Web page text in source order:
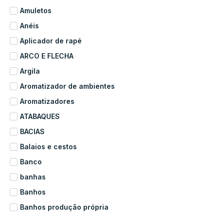
Amuletos
Anéis
Aplicador de rapé
ARCO E FLECHA
Argila
Aromatizador de ambientes
Aromatizadores
ATABAQUES
BACIAS
Balaios e cestos
Banco
banhas
Banhos
Banhos produção própria